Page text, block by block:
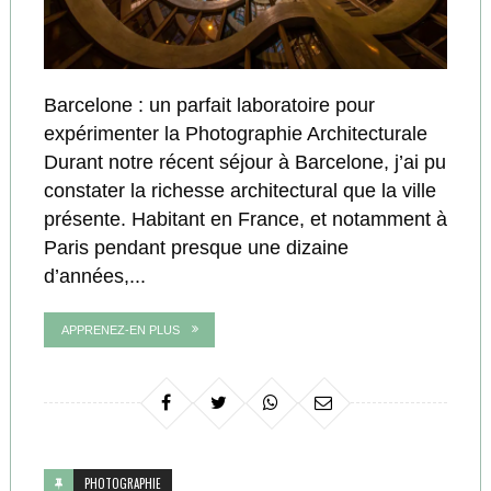
Barcelone : un parfait laboratoire pour
expérimenter la Photographie Architecturale
Durant notre récent séjour à Barcelone, j’ai pu
constater la richesse architectural que la ville
présente. Habitant en France, et notamment à
Paris pendant presque une dizaine
d’années,...
APPRENEZ-EN PLUS
PHOTOGRAPHIE